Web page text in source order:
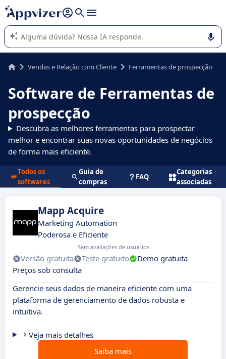
de nossa IA (várias linhas com
A IA do Appvizer o orienta no uso ou na seleção de software
SaaS para sua empresa.
Vendas e Relação com Cliente Ferramentas de prospecção
Software de Ferramentas de
prospecção
Descubra as melhores ferramentas para prospectar
melhor e encontrar suas novas oportunidades de negócios
de forma mais eficiente.
Todos os
softwares
Guia de
compras
FAQ
Categorias
associadas
Mapp Acquire
Marketing Automation
Poderosa e Eficiente
Sem avaliações de usuários
Versão gratuita Teste gratuito
Demo gratuita
Preços sob consulta
Gerencie seus dados de maneira eficiente com uma
plataforma de gerenciamento de dados robusta e
intuitiva.
Veja mais detalhes
Saiba mais